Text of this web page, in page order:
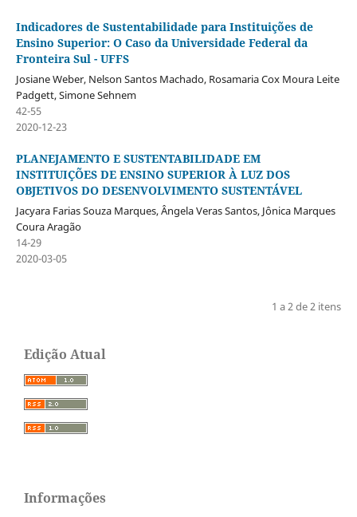
Indicadores de Sustentabilidade para Instituições de
Ensino Superior: O Caso da Universidade Federal da
Fronteira Sul - UFFS
Josiane Weber, Nelson Santos Machado, Rosamaria Cox Moura Leite
Padgett, Simone Sehnem
42-55
2020-12-23
PLANEJAMENTO E SUSTENTABILIDADE EM
INSTITUIÇÕES DE ENSINO SUPERIOR À LUZ DOS
OBJETIVOS DO DESENVOLVIMENTO SUSTENTÁVEL
Jacyara Farias Souza Marques, Ângela Veras Santos, Jônica Marques
Coura Aragão
14-29
2020-03-05
1 a 2 de 2 itens
Edição Atual
Informações